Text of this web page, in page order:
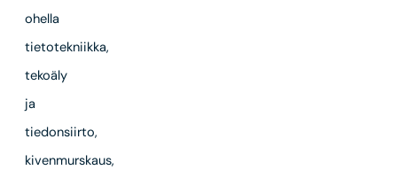
ohella
tietotekniikka,
tekoäly
ja
tiedonsiirto,
kivenmurskaus,